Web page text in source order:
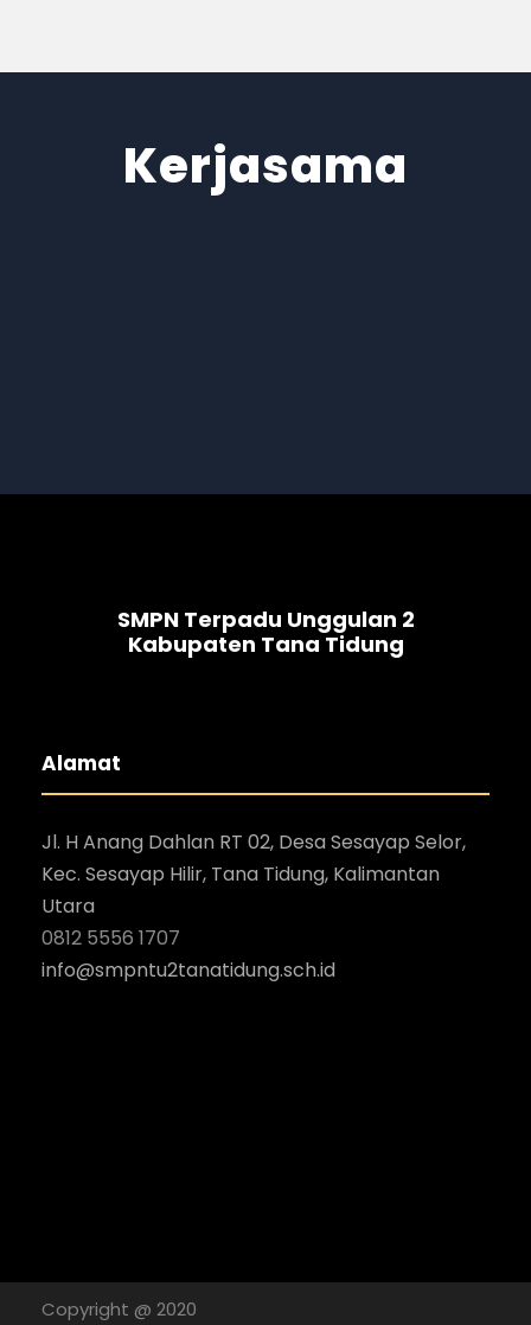
Kerjasama
SMPN Terpadu Unggulan 2
Kabupaten Tana Tidung
Alamat
Jl. H Anang Dahlan RT 02, Desa Sesayap Selor,
Kec. Sesayap Hilir, Tana Tidung, Kalimantan
Utara
0812 5556 1707
info@smpntu2tanatidung.sch.id
Copyright @ 2020